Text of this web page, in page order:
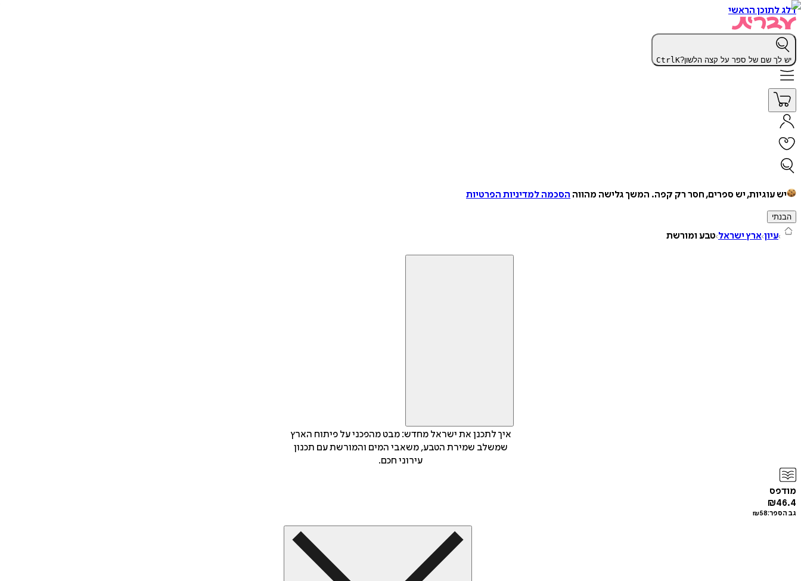
דלג לתוכן הראשי
יש לך שם של ספר על קצה הלשון? CtrlK
יש עוגיות, יש ספרים, חסר רק קפה. המשך גלישה מהווה הסכמה למדיניות הפרטיות
הבנתי
עיון ארץ ישראל טבע ומורשת
איך לתכנן את ישראל מחדש: מבט מהפכני על פיתוח הארץ
שמשלב שמירת הטבע, משאבי המים והמורשת עם תכנון
עירוני חכם.
מודפס
₪46.4
גב הספר: ₪58